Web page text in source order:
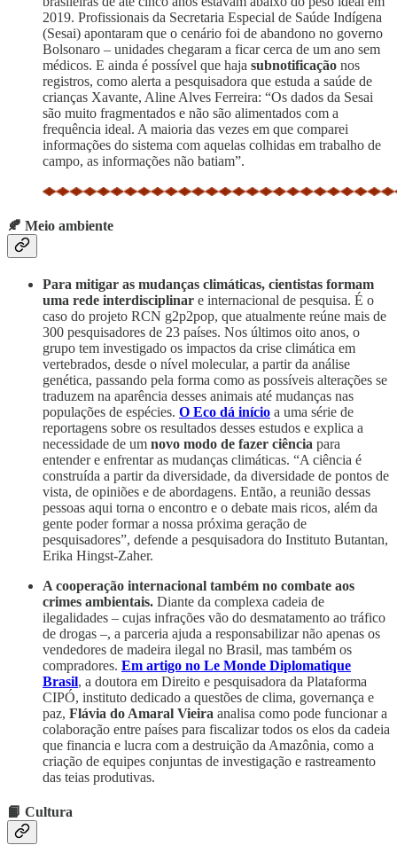
2019. Profissionais da Secretaria Especial de Saúde Indígena
(Sesai) apontaram que o cenário foi de abandono no governo
Bolsonaro – unidades chegaram a ficar cerca de um ano sem
médicos. E ainda é possível que haja subnotificação nos
registros, como alerta a pesquisadora que estuda a saúde de
crianças Xavante, Aline Alves Ferreira: “Os dados da Sesai
são muito fragmentados e não são alimentados com a
frequência ideal. A maioria das vezes em que comparei
informações do sistema com aquelas colhidas em trabalho de
campo, as informações não batiam”.
🍂 Meio ambiente
Para mitigar as mudanças climáticas, cientistas formam
uma rede interdisciplinar e internacional de pesquisa. É o
caso do projeto RCN g2p2pop, que atualmente reúne mais de
300 pesquisadores de 23 países. Nos últimos oito anos, o
grupo tem investigado os impactos da crise climática em
vertebrados, desde o nível molecular, a partir da análise
genética, passando pela forma como as possíveis alterações se
traduzem na aparência desses animais até mudanças nas
populações de espécies. O Eco dá início a uma série de
reportagens sobre os resultados desses estudos e explica a
necessidade de um novo modo de fazer ciência para
entender e enfrentar as mudanças climáticas. “A ciência é
construída a partir da diversidade, da diversidade de pontos de
vista, de opiniões e de abordagens. Então, a reunião dessas
pessoas aqui torna o encontro e o debate mais ricos, além da
gente poder formar a nossa próxima geração de
pesquisadores”, defende a pesquisadora do Instituto Butantan,
Erika Hingst-Zaher.
A cooperação internacional também no combate aos
crimes ambientais. Diante da complexa cadeia de
ilegalidades – cujas infrações vão do desmatamento ao tráfico
de drogas –, a parceria ajuda a responsabilizar não apenas os
vendedores de madeira ilegal no Brasil, mas também os
compradores. Em artigo no Le Monde Diplomatique
Brasil, a doutora em Direito e pesquisadora da Plataforma
CIPÓ, instituto dedicado a questões de clima, governança e
paz, Flávia do Amaral Vieira analisa como pode funcionar a
colaboração entre países para fiscalizar todos os elos da cadeia
que financia e lucra com a destruição da Amazônia, como a
criação de equipes conjuntas de investigação e rastreamento
das teias produtivas.
📙 Cultura